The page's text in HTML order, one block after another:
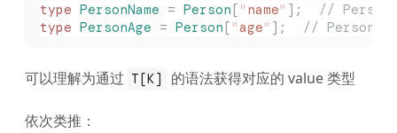
type PersonName = Person [ " name" ];
//
type PersonAge = Person [ "age" ];
//
可以理解为通过 T[K] 的语法获得对应的 value 类型
依次类推：